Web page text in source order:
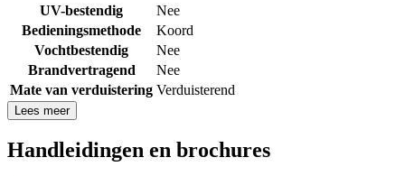
UV-bestendig
Nee
Bedieningsmethode
Koord
Vochtbestendig
Nee
Brandvertragend
Nee
Mate van verduistering Verduisterend
Lees meer
Handleidingen en brochures